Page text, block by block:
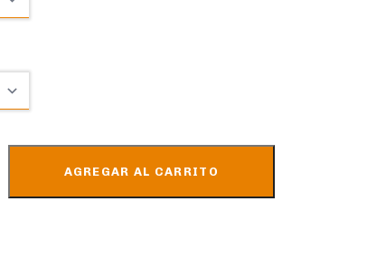
AGREGAR AL CARRITO